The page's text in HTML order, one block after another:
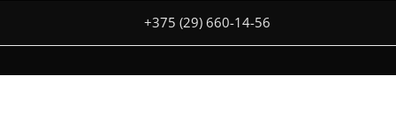
+375 (29) 660-14-56